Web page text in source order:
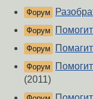
Форум
Форум
Форум
Форум
(2011)